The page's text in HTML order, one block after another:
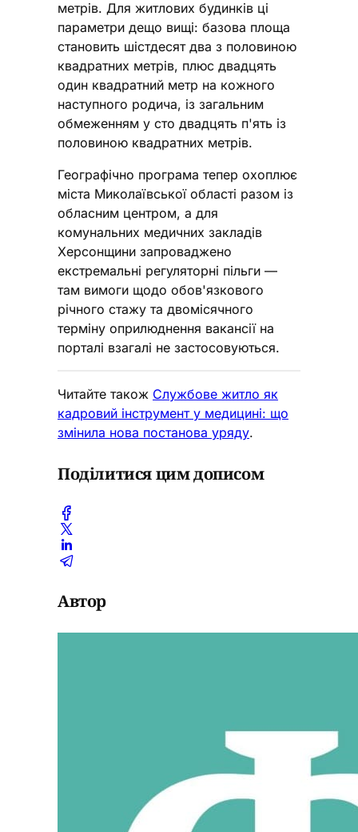
метрів. Для житлових будинків ці
параметри дещо вищі: базова площа
становить шістдесят два з половиною
квадратних метрів, плюс двадцять
один квадратний метр на кожного
наступного родича, із загальним
обмеженням у сто двадцять п'ять із
половиною квадратних метрів.
Географічно програма тепер охоплює
міста Миколаївської області разом із
обласним центром, а для
комунальних медичних закладів
Херсонщини запроваджено
екстремальні регуляторні пільги —
там вимоги щодо обов'язкового
річного стажу та двомісячного
терміну оприлюднення вакансії на
порталі взагалі не застосовуються.
Читайте також Службове житло як
кадровий інструмент у медицині: що
змінила нова постанова уряду.
Поділитися цим дописом
Автор